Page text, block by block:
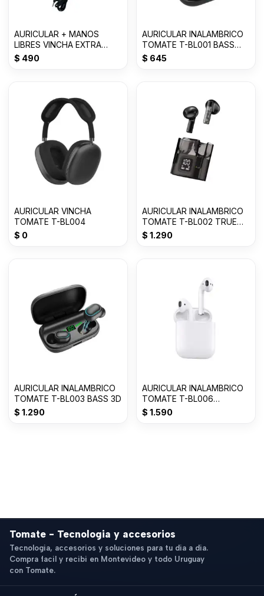
AURICULAR + MANOS
LIBRES VINCHA EXTRA
BASS 3.0mm MDR-
$ 490
AURICULAR INALAMBRICO
TOMATE T-BL001 BASS
Con 50% OFF
$ 645
AURICULAR VINCHA
TOMATE T-BL004
$ 0
AURICULAR INALAMBRICO
TOMATE T-BL002 TRUE
WIRELESS
$ 1.290
AURICULAR INALAMBRICO
TOMATE T-BL003 BASS 3D
$ 1.290
AURICULAR INALAMBRICO
TOMATE T-BL006
AIRPODS 2da GENERACION
$ 1.590
Tomate - Tecnologia y accesorios
Tecnologia, accesorios y soluciones para tu dia a dia.
Compra facil y recibi en Montevideo y todo Uruguay
con Tomate.